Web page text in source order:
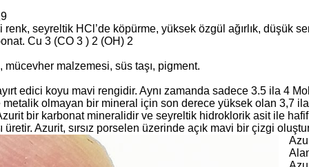
seyreltik HCl’de köpürme, yüksek özgül ağırlık, düşük
Cu 3 (CO 3 ) 2 (OH) 2
mücevher malzemesi, süs taşı, pigment.
edici koyu mavi rengidir. Aynı zamanda sadece 3.5 ila 4
metalik olmayan bir mineral için son derece yüksek olan 3,7 ila
Azurit bir karbonat mineralidir ve seyreltik hidroklorik asit ile
üretir. Azurit, sırsız porselen üzerinde açık mavi bir çizgi